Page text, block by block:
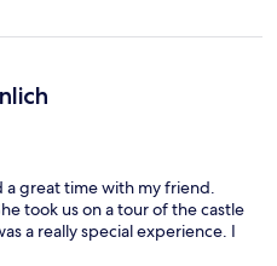
a great time with my friend.
took us on a tour of the castle
a really special experience. I